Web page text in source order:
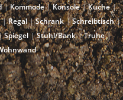
Kommode Konsole
Küche
Regal Schrank
Schreibtisch
Spiegel Stuhl/Bank
Truhe